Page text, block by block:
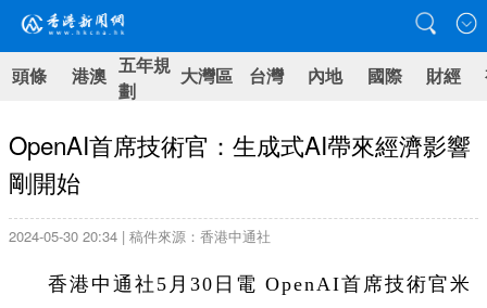
頭條 港澳 五年規
劃
大灣區 台灣 內地 國際 財經
OpenAI首席技術官：生成式AI帶來經濟影響
剛開始
2024-05-30 20:34 | 稿件來源：香港中通社
香港中通社5月30日電 OpenAI首席技術官米